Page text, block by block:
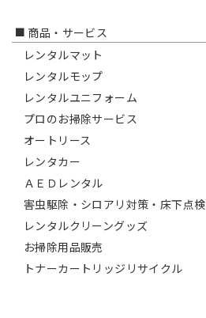
商品・サービス
レンタルマット
レンタルモップ
レンタルユニフォーム
プロのお掃除サービス
オートリース
レンタカー
ＡＥＤレンタル
害虫駆除・シロアリ対策・床下点検
レンタルクリーングッズ
お掃除用品販売
トナーカートリッジリサイクル